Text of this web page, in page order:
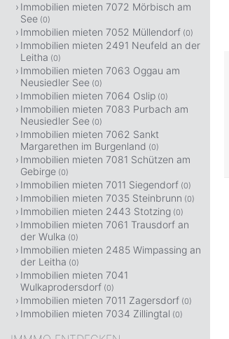
Immobilien mieten 7072 Mörbisch am
See (0)
Immobilien mieten 7052 Müllendorf (0)
Immobilien mieten 2491 Neufeld an der
Leitha (0)
Immobilien mieten 7063 Oggau am
Neusiedler See (0)
Immobilien mieten 7064 Oslip (0)
Immobilien mieten 7083 Purbach am
Neusiedler See (0)
Immobilien mieten 7062 Sankt
Margarethen im Burgenland (0)
Immobilien mieten 7081 Schützen am
Gebirge (0)
Immobilien mieten 7011 Siegendorf (0)
Immobilien mieten 7035 Steinbrunn (0)
Immobilien mieten 2443 Stotzing (0)
Immobilien mieten 7061 Trausdorf an
der Wulka (0)
Immobilien mieten 2485 Wimpassing an
der Leitha (0)
Immobilien mieten 7041
Wulkaprodersdorf (0)
Immobilien mieten 7011 Zagersdorf (0)
Immobilien mieten 7034 Zillingtal (0)